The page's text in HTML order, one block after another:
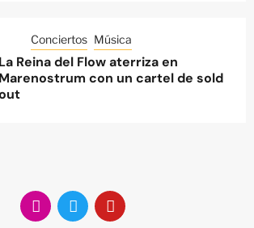
Conciertos Música
La Reina del Flow aterriza en
Marenostrum con un cartel de sold